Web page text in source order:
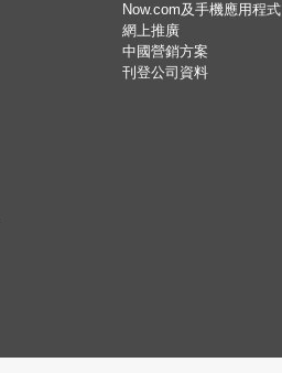
Now.com及手機應用程式
網上推廣
中國營銷方案
刊登公司資料